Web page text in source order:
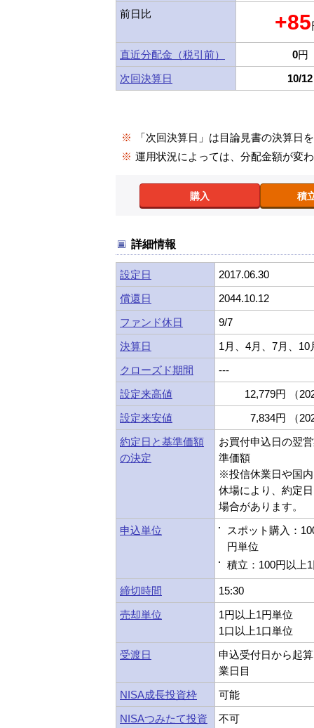
前日比 +85
直近分配金（税引前） 0円
次回決算日
10/12
※
「次回決算日」は目論見書の決算日
※ 運用状況によっては、分配金額が変
購入 積
詳細情報
設定日
2017.06.30
償還日
2044.10.12
ファンド休日
9/7
決算日
1月、4月、7月、10
クローズド期間
---
設定来高値
12,779円 （
設定来安値
7,834円 （
約定日と基準価額
の決定
お買付申込日の翌
準価額
※投信休業日や国
休場により、約定
場合があります。
申込単位
スポット購入：
円単位
積立：100円以上
締切時間
15:30
売却単位
1円以上1円単位
1口以上1口単位
受渡日
申込受付日から起
業日目
NISA成長投資枠
可能
NISAつみたて投資
不可